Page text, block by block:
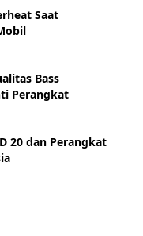
Saat
Bass
Perangkat
20 dan Perangkat